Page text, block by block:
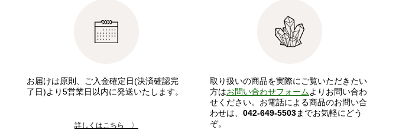
お届けは原則、ご入金確定日(決済確認完
了日)より5営業日以内に発送いたします。
詳しくはこちら 〉
取り扱いの商品を実際にご覧いただきたい
方はお問い合わせフォームよりお問い合わ
せください。お電話による商品のお問い合
わせは、 042-649-5503までお気軽にどう
ぞ。